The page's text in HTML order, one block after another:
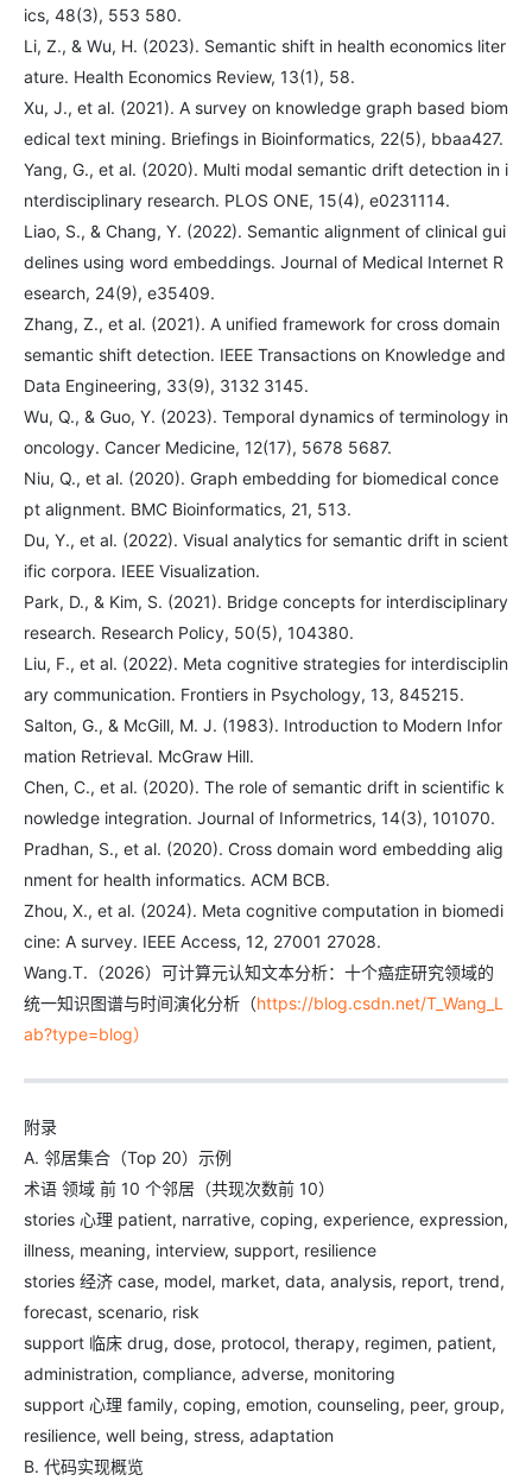
ics, 48(3), 553 580.
Li, Z., & Wu, H. (2023). Semantic shift in health economics liter
ature. Health Economics Review, 13(1), 58.
Xu, J., et al. (2021). A survey on knowledge graph based biom
edical text mining. Briefings in Bioinformatics, 22(5), bbaa427.
Yang, G., et al. (2020). Multi modal semantic drift detection in i
nterdisciplinary research. PLOS ONE, 15(4), e0231114.
Liao, S., & Chang, Y. (2022). Semantic alignment of clinical gui
delines using word embeddings. Journal of Medical Internet R
esearch, 24(9), e35409.
Zhang, Z., et al. (2021). A unified framework for cross domain
semantic shift detection. IEEE Transactions on Knowledge and
Data Engineering, 33(9), 3132 3145.
Wu, Q., & Guo, Y. (2023). Temporal dynamics of terminology in
oncology. Cancer Medicine, 12(17), 5678 5687.
Niu, Q., et al. (2020). Graph embedding for biomedical conce
pt alignment. BMC Bioinformatics, 21, 513.
Du, Y., et al. (2022). Visual analytics for semantic drift in scient
ific corpora. IEEE Visualization.
Park, D., & Kim, S. (2021). Bridge concepts for interdisciplinary
research. Research Policy, 50(5), 104380.
Liu, F., et al. (2022). Meta cognitive strategies for interdisciplin
ary communication. Frontiers in Psychology, 13, 845215.
Salton, G., & McGill, M. J. (1983). Introduction to Modern Infor
mation Retrieval. McGraw Hill.
Chen, C., et al. (2020). The role of semantic drift in scientific k
nowledge integration. Journal of Informetrics, 14(3), 101070.
Pradhan, S., et al. (2020). Cross domain word embedding alig
nment for health informatics. ACM BCB.
Zhou, X., et al. (2024). Meta cognitive computation in biomedi
cine: A survey. IEEE Access, 12, 27001 27028.
Wang.T.（2026）可计算元认知文本分析：十个癌症研究领域的
统一知识图谱与时间演化分析（https://blog.csdn.net/T_Wang_L
ab?type=blog）
附录
A. 邻居集合（Top 20）示例
术语 领域 前 10 个邻居（共现次数前 10）
stories 心理 patient, narrative, coping, experience, expression,
illness, meaning, interview, support, resilience
stories 经济 case, model, market, data, analysis, report, trend,
forecast, scenario, risk
support 临床 drug, dose, protocol, therapy, regimen, patient,
administration, compliance, adverse, monitoring
support 心理 family, coping, emotion, counseling, peer, group,
resilience, well being, stress, adaptation
B. 代码实现概览